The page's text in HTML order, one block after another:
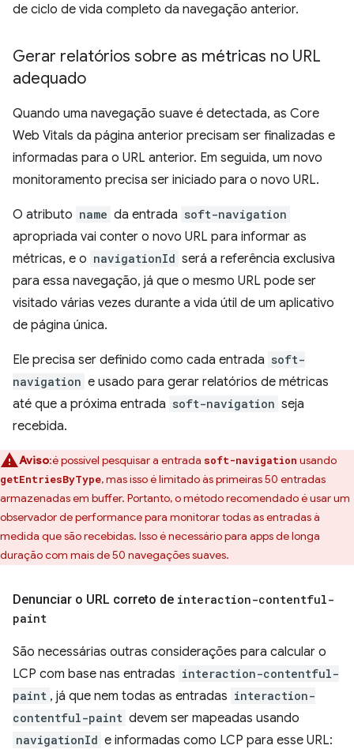
de ciclo de vida completo da navegação anterior.
Gerar relatórios sobre as métricas no URL
adequado
Quando uma navegação suave é detectada, as Core
Web Vitals da página anterior precisam ser finalizadas e
informadas para o URL anterior. Em seguida, um novo
monitoramento precisa ser iniciado para o novo URL.
O atributo name da entrada soft-navigation
apropriada vai conter o novo URL para informar as
métricas, e o navigationId será a referência exclusiva
para essa navegação, já que o mesmo URL pode ser
visitado várias vezes durante a vida útil de um aplicativo
de página única.
Ele precisa ser definido como cada entrada soft-
navigation e usado para gerar relatórios de métricas
até que a próxima entrada soft-navigation seja
recebida.
Aviso:é possível pesquisar a entrada soft-navigation usando
getEntriesByType, mas isso é limitado às primeiras 50 entradas
armazenadas em buffer. Portanto, o método recomendado é usar um
observador de performance para monitorar todas as entradas à
medida que são recebidas. Isso é necessário para apps de longa
duração com mais de 50 navegações suaves.
Denunciar o URL correto de interaction-contentful-
paint
São necessárias outras considerações para calcular o
LCP com base nas entradas interaction-contentful-
paint , já que nem todas as entradas interaction-
contentful-paint devem ser mapeadas usando
navigationId e informadas como LCP para esse URL: